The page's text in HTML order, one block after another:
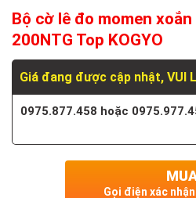
Bộ cờ lê đo momen
200NTG Top KOGYO
Giá đang được cập nhật, VUI
0975.877.458 hoặc
Gọi điện xác